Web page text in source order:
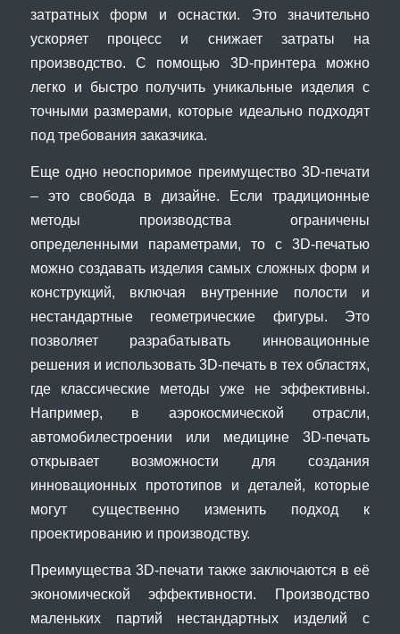
затратных форм и оснастки. Это значительно
ускоряет процесс и снижает затраты на
производство. С помощью 3D-принтера можно
легко и быстро получить уникальные изделия с
точными размерами, которые идеально подходят
под требования заказчика.
Еще одно неоспоримое преимущество 3D-печати
– это свобода в дизайне. Если традиционные
методы производства ограничены
определенными параметрами, то с 3D-печатью
можно создавать изделия самых сложных форм и
конструкций, включая внутренние полости и
нестандартные геометрические фигуры. Это
позволяет разрабатывать инновационные
решения и использовать 3D-печать в тех областях,
где классические методы уже не эффективны.
Например, в аэрокосмической отрасли,
автомобилестроении или медицине 3D-печать
открывает возможности для создания
инновационных прототипов и деталей, которые
могут существенно изменить подход к
проектированию и производству.
Преимущества 3D-печати также заключаются в её
экономической эффективности. Производство
маленьких партий нестандартных изделий с